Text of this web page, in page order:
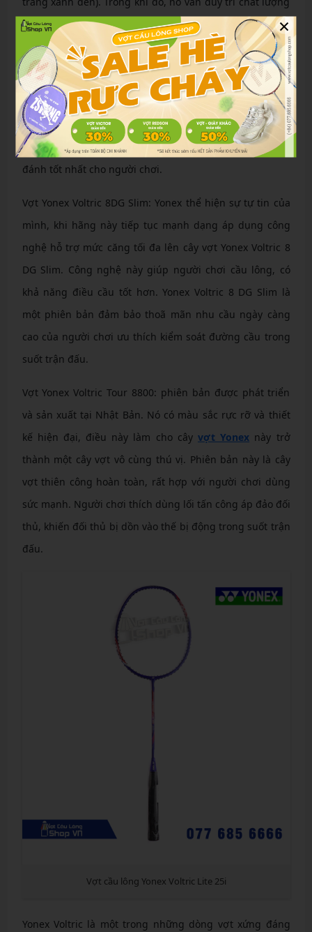
tương tự như phiên bản trước. Dòng này được thiết kế
cho lông thủ ưu thích sự cân bằng, cân bằng giữa nhanh
nhẹn và sức mạnh.
Vợt Cầu Lông Yonex Voltric LT 20I: là một phiên bản có
giá thành thấp. Nhưng Yonex Voltric LT 20I vẫn được tích
hợp nhiều công nghệ cao và vẫn mang lại cảm giác
đánh tốt nhất cho người chơi.
Vợt Yonex Voltric 8DG Slim: Yonex thể hiện sự tự tin của
mình, khi hãng này tiếp tục mạnh dạng áp dụng công
nghệ hỗ trợ mức căng tối đa lên cây vợt Yonex Voltric 8
DG Slim. Công nghệ này giúp người chơi cầu lông, có
khả năng điều cầu tốt hơn. Yonex Voltric 8 DG Slim là
một phiên bản đảm bảo thoã mãn nhu cầu ngày càng
cao của người chơi ưu thích kiểm soát đường cầu trong
suốt trận đấu.
Vợt Yonex Voltric Tour 8800: phiên bản được phát triển
và sản xuất tại Nhật Bản. Nó có màu sắc rực rỡ và thiết
kế hiện đại, điều này làm cho cây vợt Yonex này trở
thành một cây vợt vô cùng thú vị. Phiên bản này là cây
vợt thiên công hoàn toàn, rất hợp với người chơi dùng
sức mạnh. Người chơi thích dùng lối tấn công áp đảo đối
thủ, khiến đối thủ bị dồn vào thế bị động trong suốt trận
đấu.
Vợt cầu lông Yonex Voltric Lite 25i
Yonex Voltric là một trong những dòng vợt xứng đáng
×